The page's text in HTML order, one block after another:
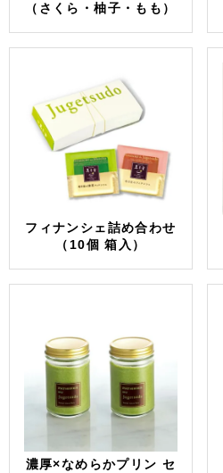
（さくら・柚子・もも）
フィナンシェ詰め合わせ
（10個 箱入）
濃厚×なめらかプリン セ